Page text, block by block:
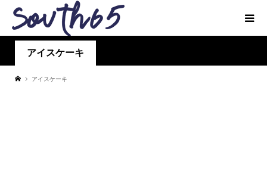
アイスケーキ
アイスケーキ